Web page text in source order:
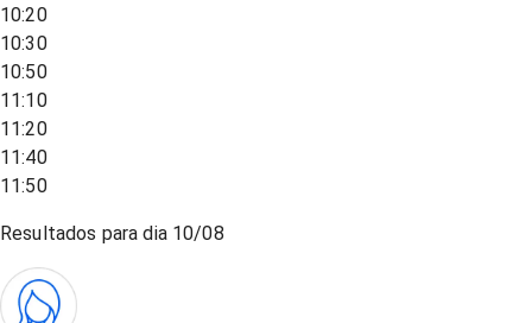
10:20
10:30
10:50
11:10
11:20
11:40
11:50
Resultados para dia 10/08